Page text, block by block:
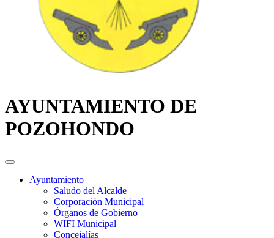
AYUNTAMIENTO DE
POZOHONDO
Ayuntamiento
Saludo del Alcalde
Corporación Municipal
Órganos de Gobierno
WIFI Municipal
Concejalías